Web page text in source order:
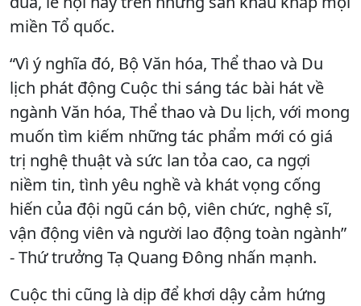
miền Tổ quốc.
“Vì ý nghĩa đó, Bộ Văn hóa, Thể thao và Du
lịch phát động Cuộc thi sáng tác bài hát về
ngành Văn hóa, Thể thao và Du lịch, với mong
muốn tìm kiếm những tác phẩm mới có giá
trị nghệ thuật và sức lan tỏa cao, ca ngợi
niềm tin, tình yêu nghề và khát vọng cống
hiến của đội ngũ cán bộ, viên chức, nghệ sĩ,
vận động viên và người lao động toàn ngành”
- Thứ trưởng Tạ Quang Đông nhấn mạnh.
Cuộc thi cũng là dịp để khơi dậy cảm hứng